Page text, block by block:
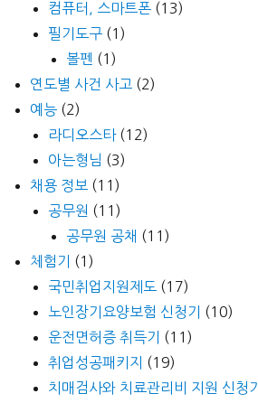
컴퓨터, 스마트폰 (13)
필기도구 (1)
볼펜 (1)
연도별 사건 사고 (2)
예능 (2)
라디오스타(12)
아는형님 (3)
채용 정보 (11)
공무원 (11)
공무원 공채 (11)
체험기
(1)
국민취업지원제도 (17)
노인장기요양보험 신청기
(10)
운전면허증 취득기
(11)
취업성공패키지
(19)
치매검사와 치료관리비 지원 신청기